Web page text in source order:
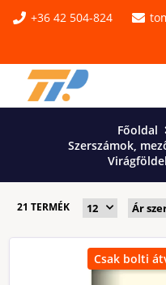
+36 42 504-824
Főoldal
Szerszámok,
21 TERMÉK
Csak bolti